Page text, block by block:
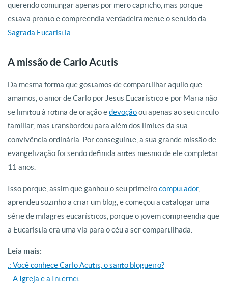
querendo comungar apenas por mero capricho, mas porque
estava pronto e compreendia verdadeiramente o sentido da
Sagrada Eucaristia.
A missão de Carlo Acutis
Da mesma forma que gostamos de compartilhar aquilo que
amamos, o amor de Carlo por Jesus Eucarístico e por Maria não
se limitou à rotina de oração edevoçãoou apenas ao seu circulo
familiar, mas transbordou para além dos limites da sua
convivência ordinária. Por conseguinte, a sua grande missão de
evangelização foi sendo definida antes mesmo de ele completar
11 anos.
Isso porque, assim que ganhou o seu primeirocomputador,
aprendeu sozinho a criar um blog, e começou a catalogar uma
série de milagres eucarísticos, porque o jovem compreendia que
a Eucaristia era uma via para o céu a ser compartilhada.
Leia mais:
.: Você conhece Carlo Acutis, o santo blogueiro?
.: A Igreja e a Internet